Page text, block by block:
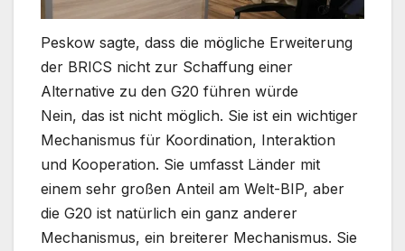
Peskow sagte, dass die mögliche Erweiterung
der BRICS nicht zur Schaffung einer
Alternative zu den G20 führen würde
Nein, das ist nicht möglich. Sie ist ein wichtiger
Mechanismus für Koordination, Interaktion
und Kooperation. Sie umfasst Länder mit
einem sehr großen Anteil am Welt-BIP, aber
die G20 ist natürlich ein ganz anderer
Mechanismus, ein breiterer Mechanismus. Sie